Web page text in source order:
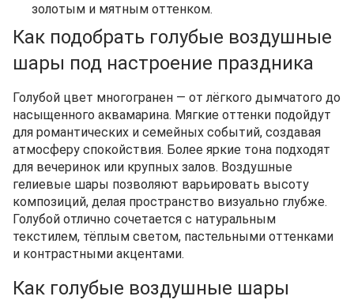
золотым и мятным оттенком.
Как подобрать голубые воздушные
шары под настроение праздника
Голубой цвет многогранен — от лёгкого дымчатого до
насыщенного аквамарина. Мягкие оттенки подойдут
для романтических и семейных событий, создавая
атмосферу спокойствия. Более яркие тона подходят
для вечеринок или крупных залов. Воздушные
гелиевые шары позволяют варьировать высоту
композиций, делая пространство визуально глубже.
Голубой отлично сочетается с натуральным
текстилем, тёплым светом, пастельными оттенками
и контрастными акцентами.
Как голубые воздушные шары